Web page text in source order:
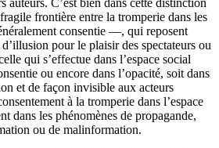
frontière entre la tromperie dans les
consentie —, qui reposent
pour le plaisir des spectateurs ou
qui s’effectue dans l’espace social
ou encore dans l’opacité, soit dans
et de façon invisible aux acteurs
à la tromperie dans l’espace
dans les phénomènes de propagande,
ou de malinformation.